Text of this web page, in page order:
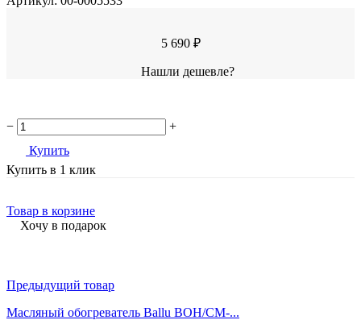
5 690 ₽
Нашли дешевле?
−
+
Купить
Купить в 1 клик
Товар в корзине
Хочу в подарок
Предыдущий товар
Масляный обогреватель Ballu BOH/CM-...